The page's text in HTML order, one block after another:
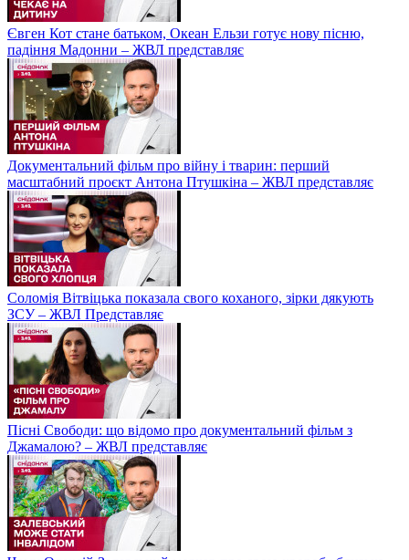
Євген Кот стане батьком, Океан Ельзи готує нову пісню,
падіння Мадонни – ЖВЛ представляє
Документальний фільм про війну і тварин: перший
масштабний проєкт Антона Птушкіна – ЖВЛ представляє
Соломія Вітвіцька показала свого коханого, зірки дякують
ЗСУ – ЖВЛ Представляє
Пісні Свободи: що відомо про документальний фільм з
Джамалою? – ЖВЛ представляє